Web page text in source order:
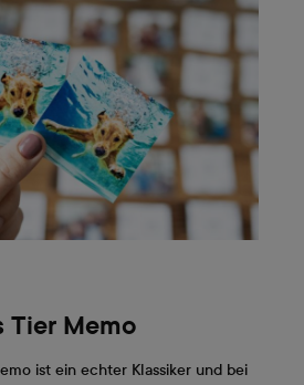
Tier Memo
ist ein echter Klassiker und bei